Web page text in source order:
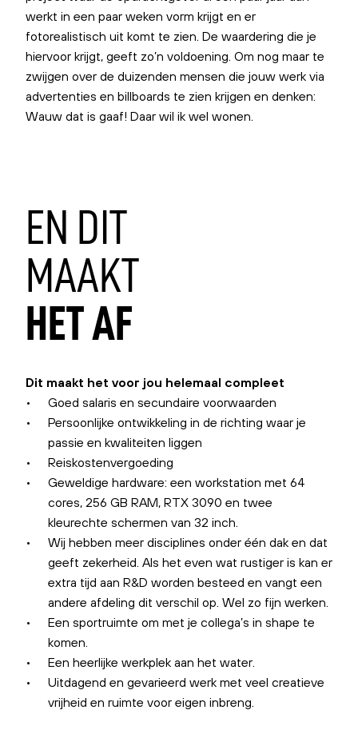
werkt in een paar weken vorm krijgt en er
fotorealistisch uit komt te zien. De waardering die je
hiervoor krijgt, geeft zo’n voldoening. Om nog maar te
zwijgen over de duizenden mensen die jouw werk via
advertenties en billboards te zien krijgen en denken:
Wauw dat is gaaf! Daar wil ik wel wonen.
EN DIT
MAAKT
HETAF
Dit maakt het voor jou helemaal compleet
Goed salaris en secundaire voorwaarden
Persoonlijke ontwikkeling in de richting waar je
passie en kwaliteiten liggen
Reiskostenvergoeding
Geweldige hardware: een workstation met 64
cores, 256 GB RAM, RTX 3090 en twee
kleurechte schermen van 32 inch.
Wij hebben meer disciplines onder één dak en dat
geeft zekerheid. Als het even wat rustiger is kan er
extra tijd aan R&D worden besteed en vangt een
andere afdeling dit verschil op. Wel zo fijn werken.
Een sportruimte om met je collega’s in shape te
komen.
Een heerlijke werkplek aan het water.
Uitdagend en gevarieerd werk met veel creatieve
vrijheid en ruimte voor eigen inbreng.